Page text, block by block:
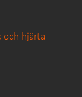
och hjärta